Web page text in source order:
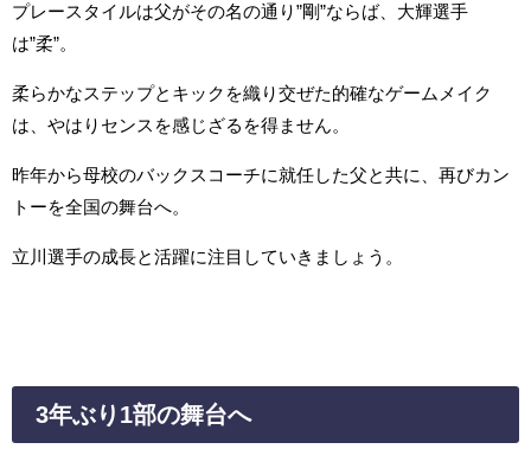
プレースタイルは父がその名の通り”剛”ならば、大輝選手
は”柔”。
柔らかなステップとキックを織り交ぜた的確なゲームメイク
は、やはりセンスを感じざるを得ません。
昨年から母校のバックスコーチに就任した父と共に、再びカン
トーを全国の舞台へ。
立川選手の成長と活躍に注目していきましょう。
3年ぶり1部の舞台へ